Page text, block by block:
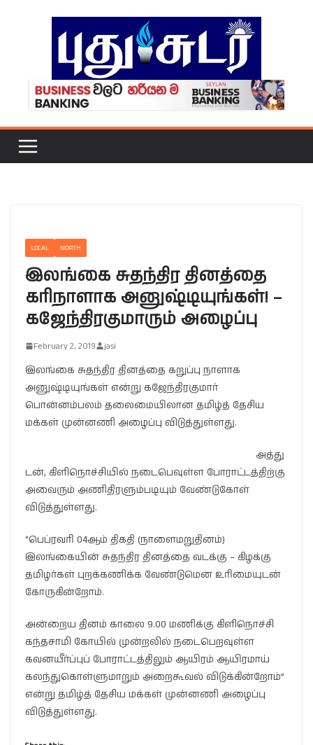
LOCAL NORTH
இலங்கை சுதந்திர தினத்தை
கரிநாளாக அனுஷ்டியுங்கள்! –
கஜேந்திரகுமாரும் அழைப்பு
February 2, 2019 jasi
இலங்கை சுதந்திர தினத்தை கறுப்பு நாளாக
அனுஷ்டியுங்கள் என்று கஜேந்திரகுமார்
பொன்னம்பலம் தலைமையிலான தமிழ்த் தேசிய
மக்கள் முன்னணி அழைப்பு விடுத்துள்ளது.
அத்து
டன், கிளிநொச்சியில் நடைபெவுள்ள போராட்டத்திற்கு
அவைரும் அணிதிரளும்படியும் வேண்டுகோள்
விடுத்துள்ளது.
“பெப்ரவரி 04ஆம் திகதி (நாளைமறுதினம்)
இலங்கையின் சுதந்திர தினத்தை வடக்கு – கிழக்கு
தமிழர்கள் புறக்கணிக்க வேண்டுமென உரிமையுடன்
கோருகின்றோம்.
அன்றைய தினம் காலை 9.00 மணிக்கு கிளிநொச்சி
கந்தசாமி கோயில் முன்றலில் நடைபெறவுள்ள
கவனயீர்ப்புப் போராட்டத்திலும் ஆயிரம் ஆயிரமாய்
கலந்துகொள்ளுமாறும் அறைகூவல் விடுக்கின்றோம்”
என்று தமிழ்த் தேசிய மக்கள் முன்னணி அழைப்பு
விடுத்துள்ளது.